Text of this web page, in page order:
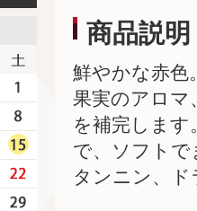
商品説明
鮮やかな赤色
果実のアロマ
を補完しま
で、ソフト
タンニン、